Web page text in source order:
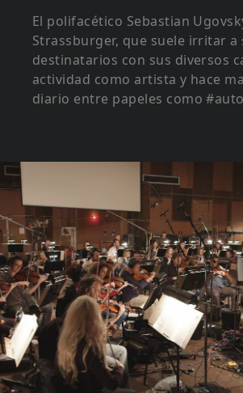
El polifacético Sebastian
Strassburger, que suele irritar a
destinatarios con sus diversos
actividad como artista y hace
diario entre papeles como